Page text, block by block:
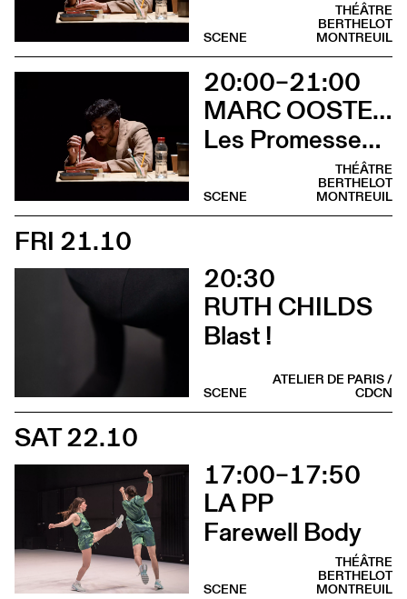
THÉÂTRE
BERTHELOT
MONTREUIL
SCENE
20:00–21:00
MARC OOSTERHOFF
Les Promesses de l’incertitude
THÉÂTRE
BERTHELOT
MONTREUIL
SCENE
FRI 21.10
20:30
RUTH CHILDS
Blast !
ATELIER DE PARIS /
CDCN
SCENE
SAT 22.10
17:00–17:50
LA PP
Farewell Body
THÉÂTRE
BERTHELOT
MONTREUIL
SCENE